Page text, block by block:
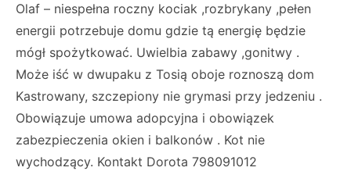
Olaf – niespełna roczny kociak ,rozbrykany ,pełen
energii potrzebuje domu gdzie tą energię będzie
mógł spożytkować. Uwielbia zabawy ,gonitwy .
Może iść w dwupaku z Tosią oboje roznoszą dom
Kastrowany, szczepiony nie grymasi przy jedzeniu .
Obowiązuje umowa adopcyjna i obowiązek
zabezpieczenia okien i balkonów . Kot nie
wychodzący. Kontakt Dorota 798091012